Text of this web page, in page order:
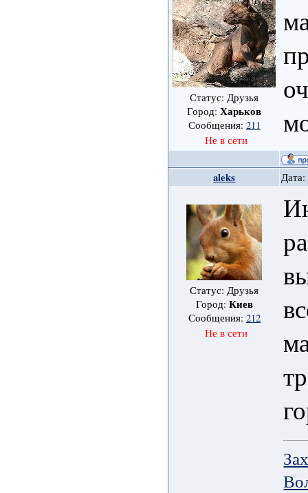
Статус: Друзья
Город:Харьков
Сообщения: 211
Не в сети
aleks
Статус: Друзья
Город: Киев
Сообщения: 212
Не в сети